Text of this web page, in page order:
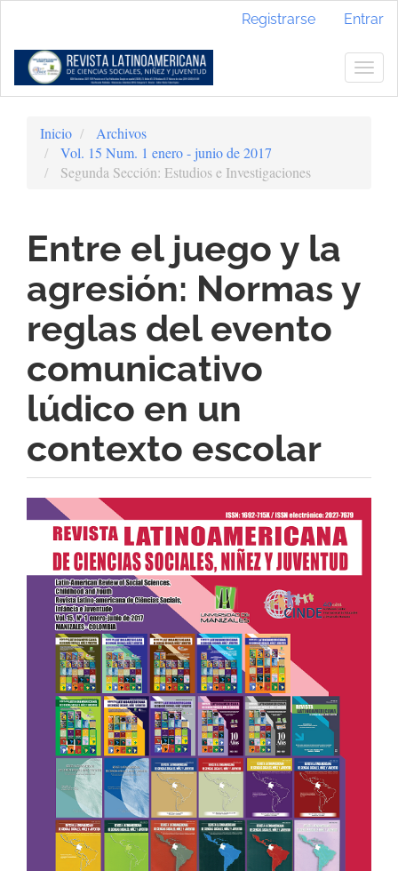
Contenido
principal
Barra
Registrarse Entrar
Inicio
Archivos
Vol. 15 Num. 1 enero - junio de 2017
Segunda Sección: Estudios e Investigaciones
Entre el juego y la
agresión: Normas y
reglas del evento
comunicativo
lúdico en un
contexto escolar
Barra
lateral
del
artículo